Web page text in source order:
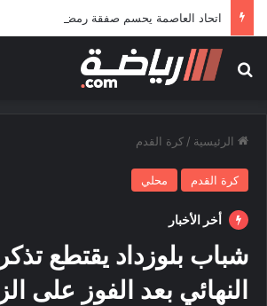
اتحاد العاصمة يحسم صفقة رمضاوي ويضمه
بحث عن
الرئيسية / كرة القدم
كرة القدم محلي
أخر الأخبار
شباب بلوزداد يقتطع
النهائي بعد الفوز على